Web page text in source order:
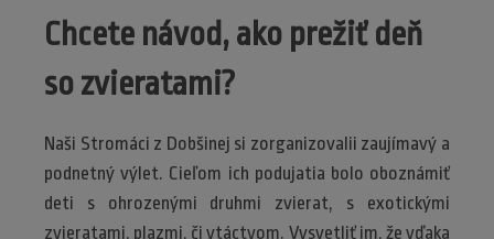
Chcete návod, ako prežiť deň
so zvieratami?
Naši Stromáci z Dobšinej si zorganizovalii zaujímavý a
podnetný výlet. Cieľom ich podujatia bolo oboznámiť
deti s ohrozenými druhmi zvierat, s exotickými
zvieratami, plazmi, či vtáctvom. Vysvetliť im, že vďaka